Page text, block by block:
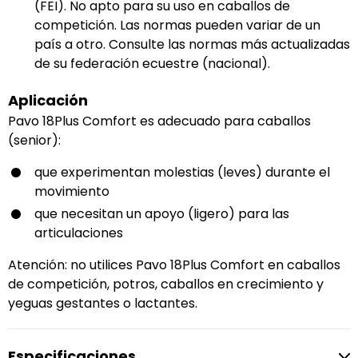
(FEI). No apto para su uso en caballos de
competición. Las normas pueden variar de un
país a otro. Consulte las normas más actualizadas
de su federación ecuestre (nacional).
Aplicación
Pavo 18Plus Comfort es adecuado para caballos
(senior):
que experimentan molestias (leves) durante el
movimiento
que necesitan un apoyo (ligero) para las
articulaciones
Atención: no utilices Pavo 18Plus Comfort en caballos
de competición, potros, caballos en crecimiento y
yeguas gestantes o lactantes.